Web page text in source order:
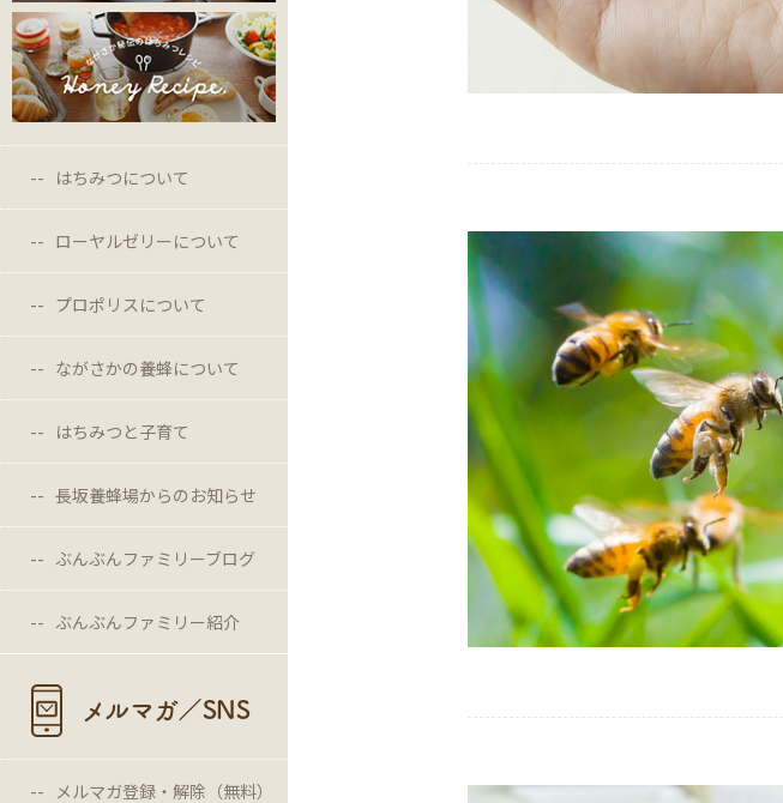
はちみつについて
ローヤルゼリーについて
プロポリスについて
ながさかの養蜂について
はちみつと子育て
長坂養蜂場からのお知らせ
ぶんぶんファミリーブログ
ぶんぶんファミリー紹介
メルマガ／SNS
メルマガ登録・解除（無料）